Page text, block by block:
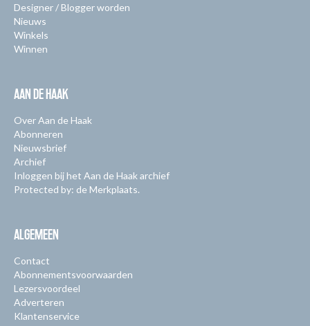
Designer / Blogger worden
Nieuws
Winkels
Winnen
AAN DE HAAK
Over Aan de Haak
Abonneren
Nieuwsbrief
Archief
Inloggen bij het Aan de Haak archief
Protected by: de Merkplaats.
ALGEMEEN
Contact
Abonnementsvoorwaarden
Lezersvoordeel
Adverteren
Klantenservice